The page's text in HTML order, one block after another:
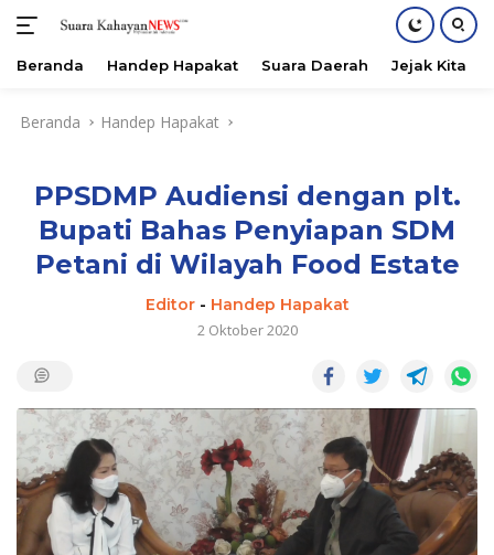
Beranda Handep Hapakat Suara Daerah Jejak Kita
Beranda Handep Hapakat
PPSDMP Audiensi dengan plt.
Bupati Bahas Penyiapan SDM
Petani di Wilayah Food Estate
Editor- Handep Hapakat
2 Oktober 2020